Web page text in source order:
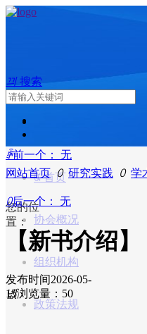
끠 搜索
ꀇ 首页
协会概况
组织机构
政策法规
ꄴ前一个：
无
网站首页 ꄲ 研究实践 ꄲ 学
您的位
置：
ꄲ后一个： 无
【新书介绍
发布时间2026-05-
15
넶浏览量：50